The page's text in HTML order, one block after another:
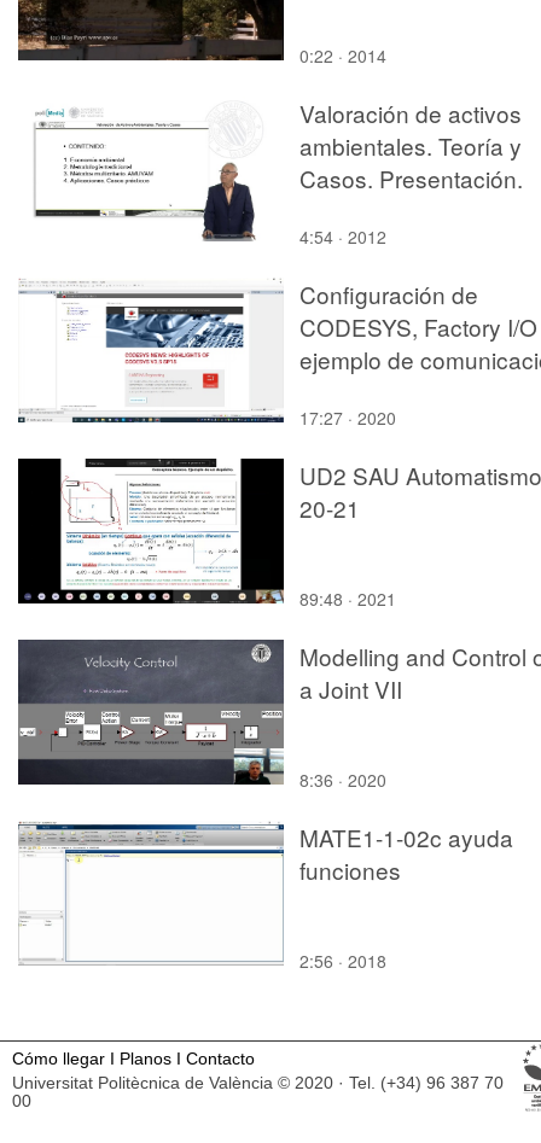
0:22 · 2014
Valoración de activos
ambientales. Teoría y
Casos. Presentación.
4:54 · 2012
Configuración de
CODESYS, Factory I/
ejemplo de
17:27 · 2020
UD2 SAU
20-21
89:48 · 2021
Modelling and Control
a Joint VII
8:36 · 2020
MATE1-1-02c ayuda
funciones
2:56 · 2018
Cómo llegar I Planos I Contacto
Universitat Politècnica de València © 2020 · Tel. (+34) 96 387 70
00